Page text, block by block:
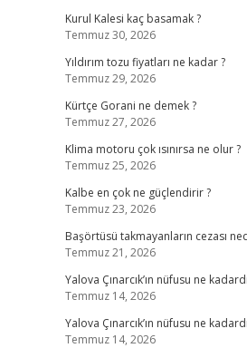
Kurul Kalesi kaç basamak ?
Temmuz 30, 2026
Yıldırım tozu fiyatları ne kadar ?
Temmuz 29, 2026
Kürtçe Gorani ne demek ?
Temmuz 27, 2026
Klima motoru çok ısınırsa ne olur ?
Temmuz 25, 2026
Kalbe en çok ne güçlendirir ?
Temmuz 23, 2026
Başörtüsü takmayanların cezası
Temmuz 21, 2026
Yalova Çınarcık’ın nüfusu ne
Temmuz 14, 2026
Yalova Çınarcık’ın nüfusu ne
Temmuz 14, 2026